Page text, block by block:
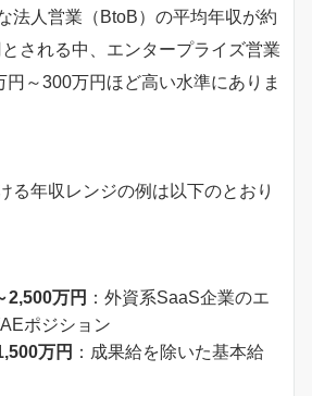
法人営業（BtoB）の平均年収が約
される中、エンタープライズ営業
円～300万円ほど高い水準にありま
る年収レンジの例は以下のとおり
2,500万円 ：外資系SaaS企業のエ
ポジション
万円 ：成果給を除いた基本給